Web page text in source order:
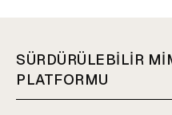
SÜRDÜRÜLEBİLİR
PLATFORMU